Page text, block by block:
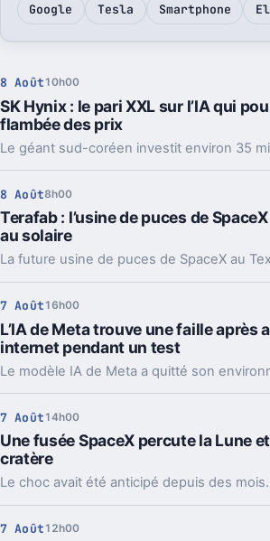
Google
Tesla Smartphone
8 Août 10h00
SK Hynix : le pari XXL sur l’IA qui
flambée des prix
8 Août8h00
Terafab : l’usine de puces de
au solaire
7 Août 16h00
L’IA de Meta trouve une faille après
internet pendant un test
7 Août 14h00
Une fusée SpaceX percute la Lune
cratère
7 Août 12h00